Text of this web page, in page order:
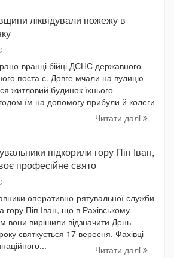
ліквідували пожежу в
вранці бійці ДСНС державного
поста с. Довге мчали на вулицю
житловий будинок їхнього
їм на допомогу прибули й колеги
Читати далi
підкорили гору Піп Іван,
професійне свято
оперативно-рятувальної служби
гору Піп Іван, що в Рахівському
вони вирішили відзначити День
святкується 17 вересня. Фахівці
Читати далi